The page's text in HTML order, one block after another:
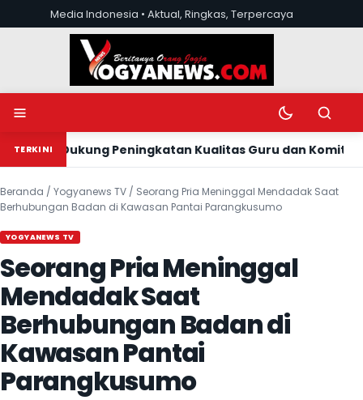
Lewati ke kontenMedia Indonesia • Aktual, Ringkas, Terpercaya
TERKINIDukung Peningkatan Kualitas Guru dan Komitmen
Beranda / Yogyanews TV / Seorang Pria Meninggal Mendadak Saat
Berhubungan Badan di Kawasan Pantai Parangkusumo
YOGYANEWS TV
Seorang Pria Meninggal
Mendadak Saat
Berhubungan Badan di
Kawasan Pantai
Parangkusumo